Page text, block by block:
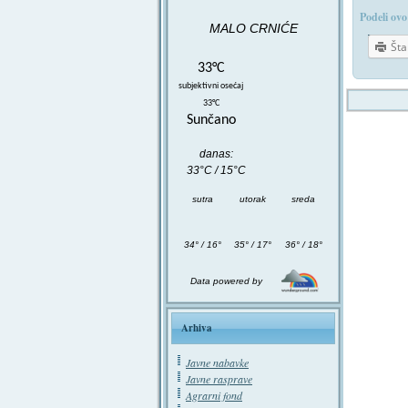
MALO CRNIĆE
33°C
subjektivni osećaj
33°C
Sunčano
danas:
33°C / 15°C
sutra utorak sreda
34° / 16° 35° / 17° 36° / 18°
Data powered by
Arhiva
Javne nabavke
Javne rasprave
Agrarni fond
Podeli